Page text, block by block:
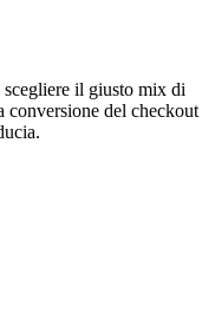
il giusto mix di
conversione del checkout